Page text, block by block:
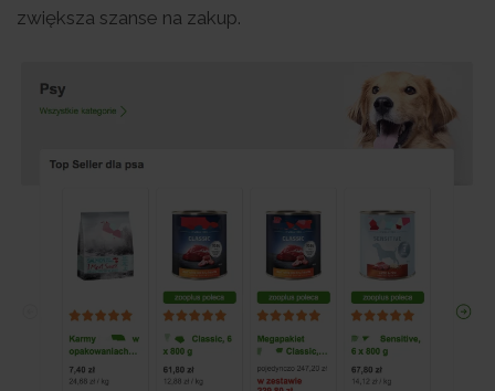
zwiększa szanse na zakup.